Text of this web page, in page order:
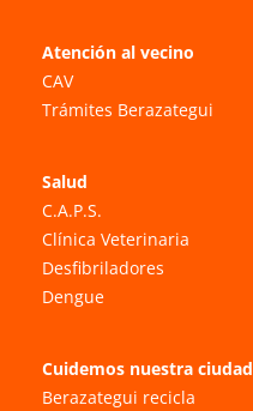
Atención al vecino
CAV
Trámites Berazategui
Salud
C.A.P.S.
Clínica Veterinaria
Desfibriladores
Dengue
Cuidemos nuestra ciudad
Berazategui recicla